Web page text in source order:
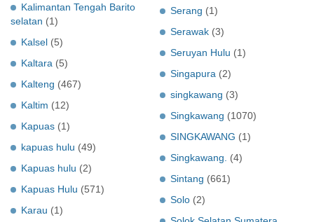
Kalimantan Tengah Barito
selatan (1)
Kalsel (5)
Kaltara (5)
Kalteng (467)
Kaltim (12)
Kapuas (1)
kapuas hulu (49)
Kapuas hulu (2)
Kapuas Hulu (571)
Karau (1)
Serang (1)
Serawak (3)
Seruyan Hulu (1)
Singapura (2)
singkawang (3)
Singkawang (1070)
SINGKAWANG (1)
Singkawang.
(4)
Sintang (661)
Solo (2)